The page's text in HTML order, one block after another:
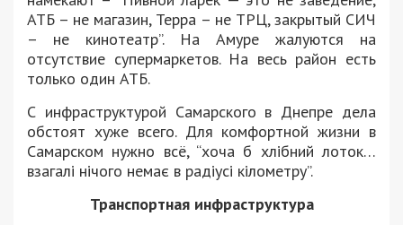
АТБ – не магазин, Терра – не ТРЦ, закрытый СИЧ
– не кинотеатр”. На Амуре жалуются на
отсутствие супермаркетов. На весь район есть
только один АТБ.
С инфраструктурой Самарского в Днепре дела
обстоят хуже всего. Для комфортной жизни в
Самарском нужно всё, “хоча б хлібний лоток…
взагалі нічого немає в радіусі кілометру”.
Транспортная инфраструктура